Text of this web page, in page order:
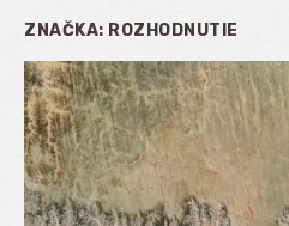
ZNAČKA: ROZHODNUTIE